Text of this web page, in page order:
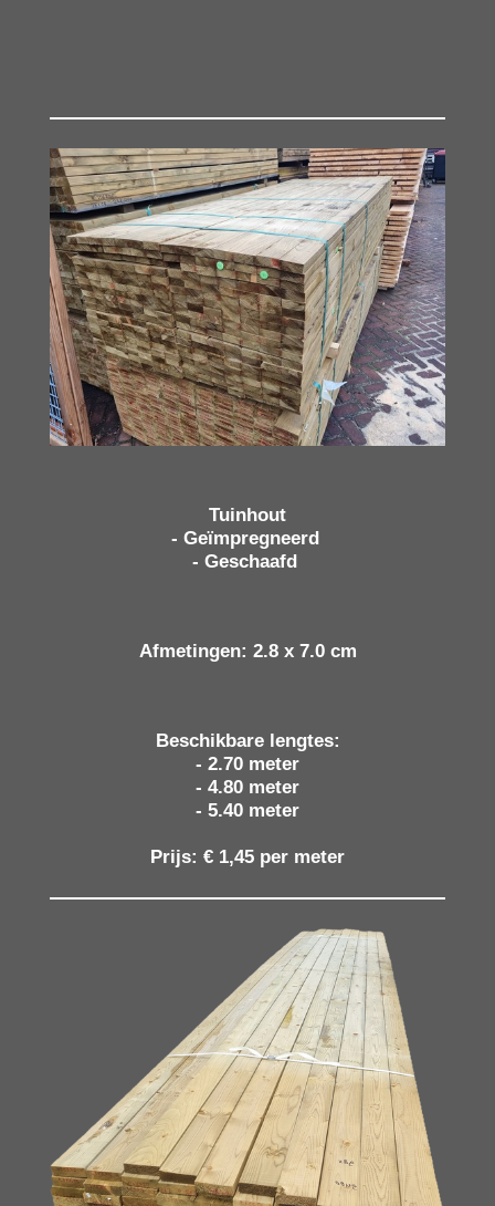
Tuinhout
- Geïmpregneerd
- Geschaafd
Afmetingen: 2.8 x 7.0 cm
Beschikbare lengtes:
- 2.70 meter
- 4.80 meter
- 5.40 meter
Prijs: € 1,45 per meter